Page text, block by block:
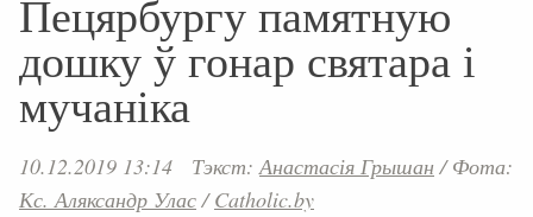
Пецярбургу памятную
дошку ў гонар святара і
мучаніка
10.12.2019 13:14 Тэкст:Анастасія Грышан /Фота:
Кс. Аляксандр Улас/Catholic.by